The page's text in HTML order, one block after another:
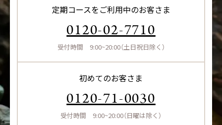
定期コースをご利用中のお客さま
0120-02-7710
受付時間 9:00~20:00（土日祝日除く）
初めてのお客さま
0120-71-0030
受付時間 9:00~20:00（日曜は除く）